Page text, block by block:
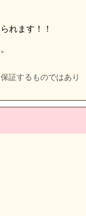
れます！！
証するものではあり